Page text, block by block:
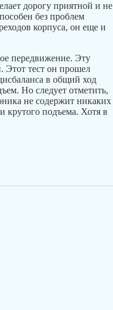
дорогу приятной и не
без проблем
корпуса, он еще и
передвижение. Эту
Этот тест он прошел
в общий ход
Но следует отметить,
не содержит никаких
крутого подъема. Хотя в